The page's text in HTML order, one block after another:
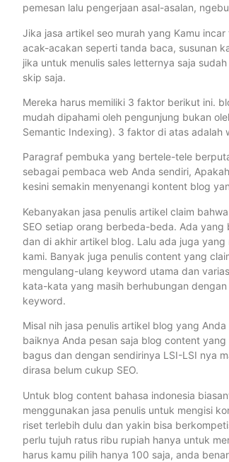
pemesan lalu pengerjaan asal-asalan,
Jika jasa artikel seo murah yang Kamu
acak-acakan seperti tanda baca, susunan
jika untuk menulis sales letternya saja
skip saja.
Mereka harus memiliki 3 faktor berikut ini.
mudah dipahami oleh pengunjung bukan
Semantic Indexing). 3 faktor di atas adalah
Paragraf pembuka yang bertele-tele
sebagai pembaca web Anda sendiri,
kesini semakin menyenangi kontent blog
Kebanyakan jasa penulis artikel claim
SEO setiap orang berbeda-beda. Ada
dan di akhir artikel blog. Lalu ada juga
kami. Banyak juga penulis content yang
mengulang-ulang keyword utama dan
kata-kata yang masih berhubungan
keyword.
Misal nih jasa penulis artikel blog yang
baiknya Anda pesan saja blog content
bagus dan dengan sendirinya LSI-LSI nya
dirasa belum cukup SEO.
Untuk blog content bahasa indonesia
menggunakan jasa penulis untuk mengisi
riset terlebih dulu dan yakin bisa
perlu tujuh ratus ribu rupiah hanya untuk
harus kamu pilih hanya 100 saja, anda